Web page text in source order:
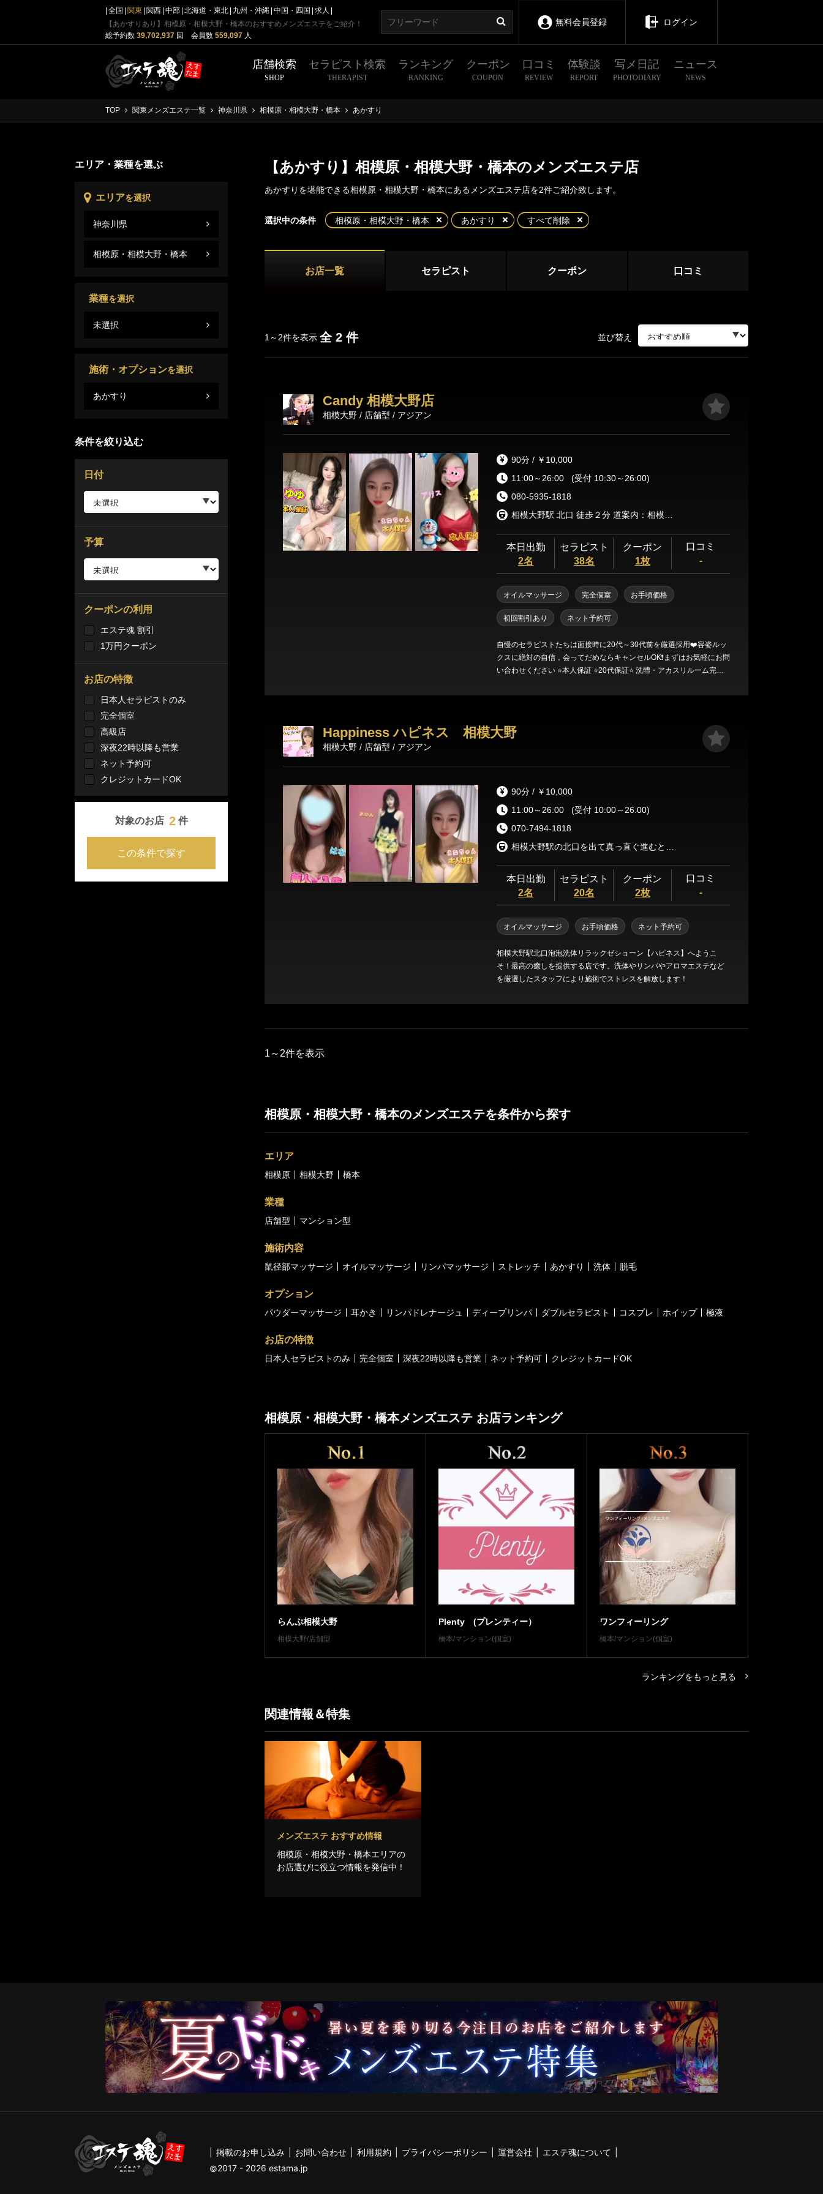
全国 関東 関西 中部 北海道・東北 九州・沖縄 中国・四国
求人
【あかすりあり】相模原・相模大野・橋本のおすすめメンズエステをご紹介！
総予約数 39,702,937 回 会員数 559,097 人
無料会員登録 ログイン
店舗検索
SHOP
セラピスト検索
THERAPIST
ランキング
RANKING
クーポン
COUPON
口コミ
REVIEW
体験談
REPORT
写メ日記
PHOTODIARY
ニュース
NEWS
TOP 関東メンズエステ一覧 神奈川県 相模原・相模大野・橋本 あかすり
【あかすり】相模原・相模大野・橋本のメンズエステ店
あかすりを堪能できる相模原・相模大野・橋本にあるメンズエステ店を2件ご紹介致します。
選択中の条件 相模原・相模大野・橋本 あかすり すべて削除
お店一覧 セラピスト クーポン 口コミ
1～2件を表示 全 2 件 並び替え
Candy 相模大野店
相模大野 / 店舗型 / アジアン
90分 / ￥10,000
11:00～26:00
(受付 10:30～26:00)
080-5935-1818
本日出勤
2名
セラピスト
38名
クーポン
1枚
口コミ
-
オイルマッサージ 完全個室 お手頃価格
初回割引あり ネット予約可
自慢のセラピストたちは面接時に20代～30代前を厳選採用❤️容姿ルッ
クスに絶対の自信，会ってだめならキャンセルOK❗️まずはお気軽にお問
い合わせください ⭐️本人保証 ⭐️20代保証⭐️ 洗體・アカスリルーム完備❗️
提供させて頂きます♪
Happiness ハピネス 相模大野
相模大野 / 店舗型 / アジアン
90分 / ￥10,000
11:00～26:00
(受付 10:00～26:00)
070-7494-1818
本日出勤
2名
セラピスト
20名
クーポン
2枚
口コミ
-
オイルマッサージ お手頃価格 ネット予約可
相模大野駅北口泡泡洗体リラックゼショーン【ハピネス】へようこ
そ！最高の癒しを提供する店です。洗体やリンパやアロマエステなど
を厳選したスタッフにより施術でストレスを解放します！
1～2件を表示
エリア・業種を選ぶ
エリアを選択
神奈川県
神奈川県 横浜エリア
横浜・東神奈川 新横浜・センター南
川崎エリア
登戸・新百合ヶ丘・稲田堤
本厚木・海老名 大和・中央林間
湘南・小田原エリア
茅ヶ崎・平塚 藤沢・湘南台・辻堂
相模原・相模大野・橋本
相模大野 橋本
業種を選択
未選択
出張
施術・オプションを選択
あかすり
鼠径部マッサージ オイルマッサージ リンパマッサージ
ストレッチ あかすり タイ古式マッサージ
洗体 脱毛
条件を絞り込む
日付
予算
クーポンの利用
エステ魂 割引
1万円クーポン
お店の特徴
日本人セラピストのみ
完全個室
高級店
深夜22時以降も営業
ネット予約可
クレジットカードOK
対象のお店 2 件
この条件で探す
相模原・相模大野・橋本のメンズエステを条件から探す
エリア
相模原 相模大野 橋本
業種
店舗型 マンション型
施術内容
鼠径部マッサージ オイルマッサージ リンパマッサージ ストレッチ あかすり 洗体 脱毛
オプション
パウダーマッサージ 耳かき リンパドレナージュ ディープリンパ ダブルセラピスト コスプレ ホイップ 極液
お店の特徴
日本人セラピストのみ 完全個室 深夜22時以降も営業 ネット予約可 クレジットカードOK
相模原・相模大野・橋本メンズエステ お店ランキング
らんぷ相模大野
相模大野/店舗型
Plenty (プレンティー）
橋本/マンション(個室)
ワンフィーリング
橋本/マンション(個室)
ランキングをもっと見る
関連情報＆特集
メンズエステ おすすめ情報
相模原・相模大野・橋本エリアの
お店選びに役立つ情報を発信中！
掲載のお申し込み お問い合わせ 利用規約 プライバシーポリシー 運営会社
エステ魂について
©2017 - 2026 estama.jp